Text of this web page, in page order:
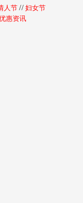
人节//妇女节
惠资讯